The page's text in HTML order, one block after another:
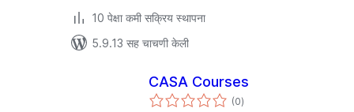
10 पेक्षा कमी सक्रिय स्थापना
5.9.13 सह चाचणी केली
CASA Courses
(0एकूण
मूल्यांकन
)